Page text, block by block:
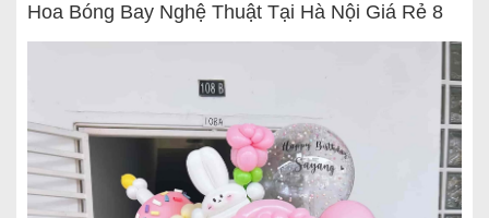
Hoa Bóng Bay Nghệ Thuật Tại Hà Nội Giá Rẻ 8